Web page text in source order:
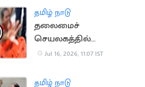
தமிழ் நாடு
தலைமைச்
செயலகத்தில்
தீக்குளிக்க முயன்ற
Jul 16, 2026, 11:07 IST
தமிழ் நாடு